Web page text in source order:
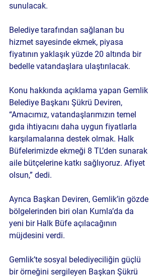
sunulacak.
Belediye tarafından sağlanan bu
hizmet sayesinde ekmek, piyasa
fiyatının yaklaşık yüzde 20 altında bir
bedelle vatandaşlara ulaştırılacak.
Konu hakkında açıklama yapan Gemlik
Belediye Başkanı Şükrü Deviren,
“Amacımız, vatandaşlarımızın temel
gıda ihtiyacını daha uygun fiyatlarla
karşılamalarına destek olmak. Halk
Büfelerimizde ekmeği 8 TL’den sunarak
aile bütçelerine katkı sağlıyoruz. Afiyet
olsun,” dedi.
Ayrıca Başkan Deviren, Gemlik’in gözde
bölgelerinden biri olan Kumla’da da
yeni bir Halk Büfe açılacağının
müjdesini verdi.
Gemlik’te sosyal belediyeciliğin güçlü
bir örneğini sergileyen Başkan Şükrü